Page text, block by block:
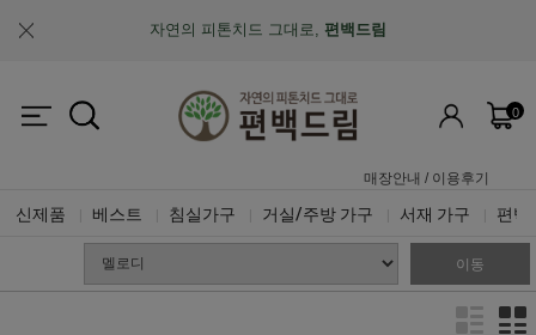
자연의 피톤치드 그대로, 편백드림
맞춤제작과 A/S가 가능한"맞춤 설계 가구"
0
매장안내 / 이용후기
신제품 베스트 침실가구 거실/주방 가구 서재 가구 편백
이동